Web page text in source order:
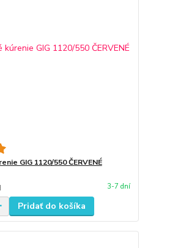
GIG 1120/550 ČERVENÉ
3-7 dní
Pridať do košíka